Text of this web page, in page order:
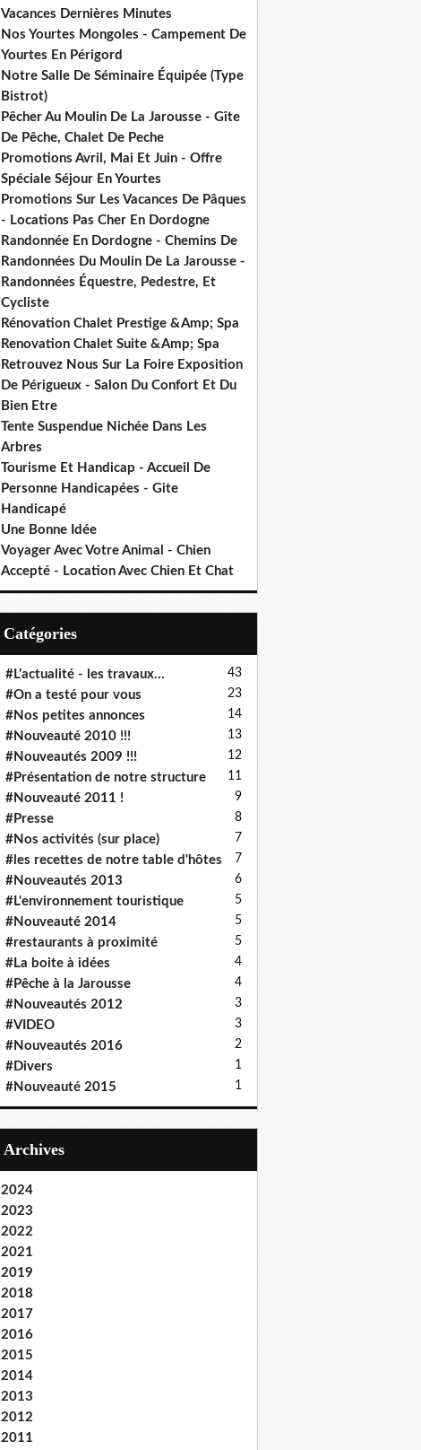
Vacances Dernières Minutes
Nos Yourtes Mongoles - Campement De
Yourtes En Périgord
Notre Salle De Séminaire Équipée (Type
Bistrot)
Pêcher Au Moulin De La Jarousse - Gîte
De Pêche, Chalet De Peche
Promotions Avril, Mai Et Juin - Offre
Spéciale Séjour En Yourtes
Promotions Sur Les Vacances De Pâques
- Locations Pas Cher En Dordogne
Randonnée En Dordogne - Chemins De
Randonnées Du Moulin De La Jarousse -
Randonnées Équestre, Pedestre, Et
Cycliste
Rénovation Chalet Prestige &Amp; Spa
Renovation Chalet Suite &Amp; Spa
Retrouvez Nous Sur La Foire Exposition
De Périgueux - Salon Du Confort Et Du
Bien Etre
Tente Suspendue Nichée Dans Les
Arbres
Tourisme Et Handicap - Accueil De
Personne Handicapées - Gite
Handicapé
Une Bonne Idée
Voyager Avec Votre Animal - Chien
Accepté - Location Avec Chien Et Chat
Catégories
#L'actualité - les travaux... 43
#On a testé pour vous 23
#Nos petites annonces 14
#Nouveauté 2010 !!! 13
#Nouveautés 2009 !!! 12
#Présentation de notre structure 11
#Nouveauté 2011 ! 9
#Presse 8
#Nos activités (sur place) 7
#les recettes de notre table d'hôtes 7
#Nouveautés 2013 6
#L'environnement touristique 5
#Nouveauté 2014 5
#restaurants à proximité 5
#La boite à idées 4
#Pêche à la Jarousse 4
#Nouveautés 2012 3
#VIDEO 3
#Nouveautés 2016 2
#Divers 1
#Nouveauté 2015 1
Archives
2024
2023
2022
2021
2019
2018
2017
2016
2015
2014
2013
2012
2011